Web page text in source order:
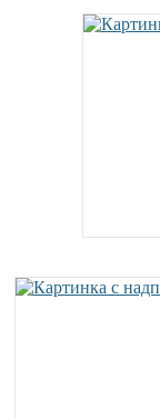
РЕКЛАМА
РЕКЛАМА
РЕКЛАМА
РЕКЛАМА
РЕКЛАМА
РЕКЛАМА